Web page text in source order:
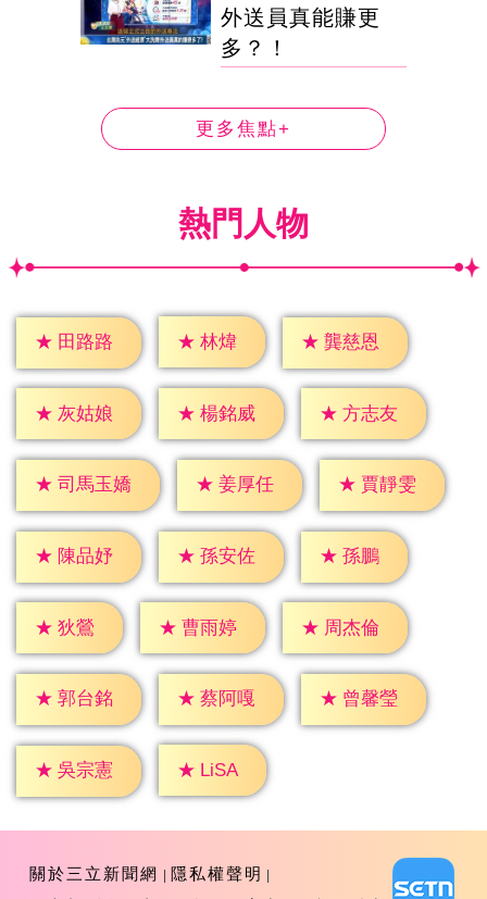
外送員真能賺更
多？！
更多焦點+
熱門人物
★ 田路路 ★ 林煒 ★ 龔慈恩
★ 灰姑娘 ★ 楊銘威 ★ 方志友
★ 司馬玉嬌 ★ 姜厚任 ★ 賈靜雯
★ 陳品妤 ★ 孫安佐 ★ 孫鵬
★ 狄鶯 ★ 曹雨婷 ★ 周杰倫
★ 郭台銘 ★ 蔡阿嘎 ★ 曾馨瑩
★ 吳宗憲 ★ LiSA
關於三立新聞網
隱私權聲明